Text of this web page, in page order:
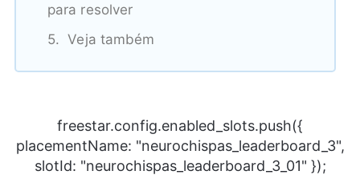
para resolver
Veja também
freestar.config.enabled_slots.push({
placementName: "neurochispas_leaderboard_3",
slotId: "neurochispas_leaderboard_3_01" });